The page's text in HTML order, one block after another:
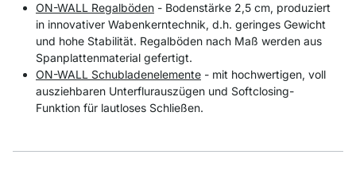
ON-WALL Regalböden - Bodenstärke 2,5 cm, produziert
in innovativer Wabenkerntechnik, d.h. geringes Gewicht
und hohe Stabilität. Regalböden nach Maß werden aus
Spanplattenmaterial gefertigt.
ON-WALL Schubladenelemente - mit hochwertigen, voll
ausziehbaren Unterflurauszügen und Softclosing-
Funktion für lautloses Schließen.